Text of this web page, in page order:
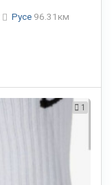
Русе 96.31км
1